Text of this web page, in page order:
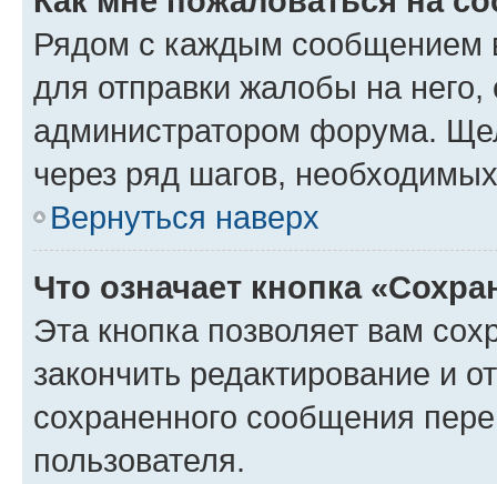
Рядом с каждым сообщением
для отправки жалобы на
администратором форума.
через ряд шагов,
Вернуться наверх
Что означает кнопка
Эта кнопка позволяет вам
закончить редактирование и
сохраненного сообщения
пользователя.